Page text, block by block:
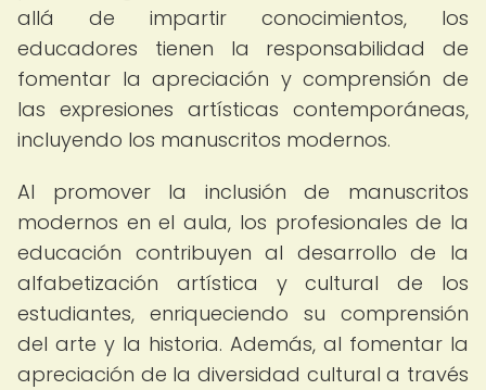
allá de impartir conocimientos, los
educadores tienen la responsabilidad de
fomentar la apreciación y comprensión de
las expresiones artísticas contemporáneas,
incluyendo los manuscritos modernos.
Al promover la inclusión de manuscritos
modernos en el aula, los profesionales de la
educación contribuyen al desarrollo de la
alfabetización artística y cultural de los
estudiantes, enriqueciendo su comprensión
del arte y la historia. Además, al fomentar la
apreciación de la diversidad cultural a través